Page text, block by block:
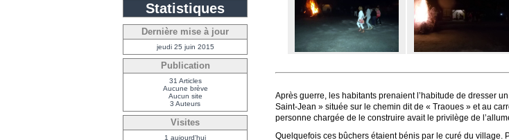
Après guerre, les habitants prenaient l’habitude de dresser
Saint-Jean » située sur le chemin dit de « Traoues » et au
personne chargée de le construire avait le privilège de
Quelquefois ces bûchers étaient bénis par le curé du village.
Statistiques
Dernière mise à jour
jeudi 25 juin 2015
Publication
31 Articles
Aucune brève
Aucun site
3 Auteurs
Visites
1 aujourd'hui